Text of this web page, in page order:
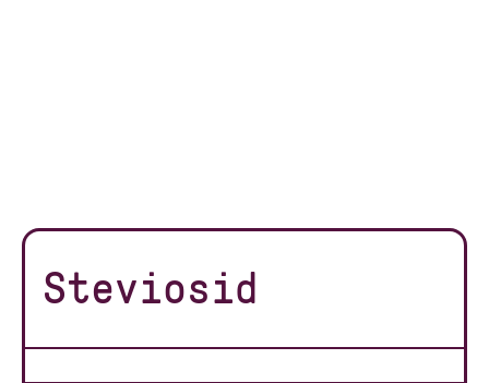
Steviosid